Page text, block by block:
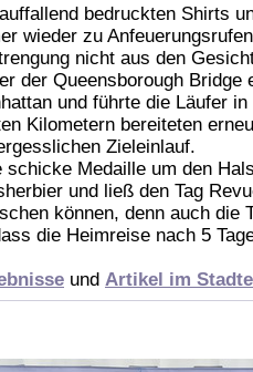
bedruckten Shirts
wieder zu
nicht aus den
der Queensborough
und führte die Läufer
Kilometern bereiteten
Zieleinlauf.
schicke Medaille um den
und ließ den Tag
können, denn auch die
die Heimreise nach 5
und Artikel im